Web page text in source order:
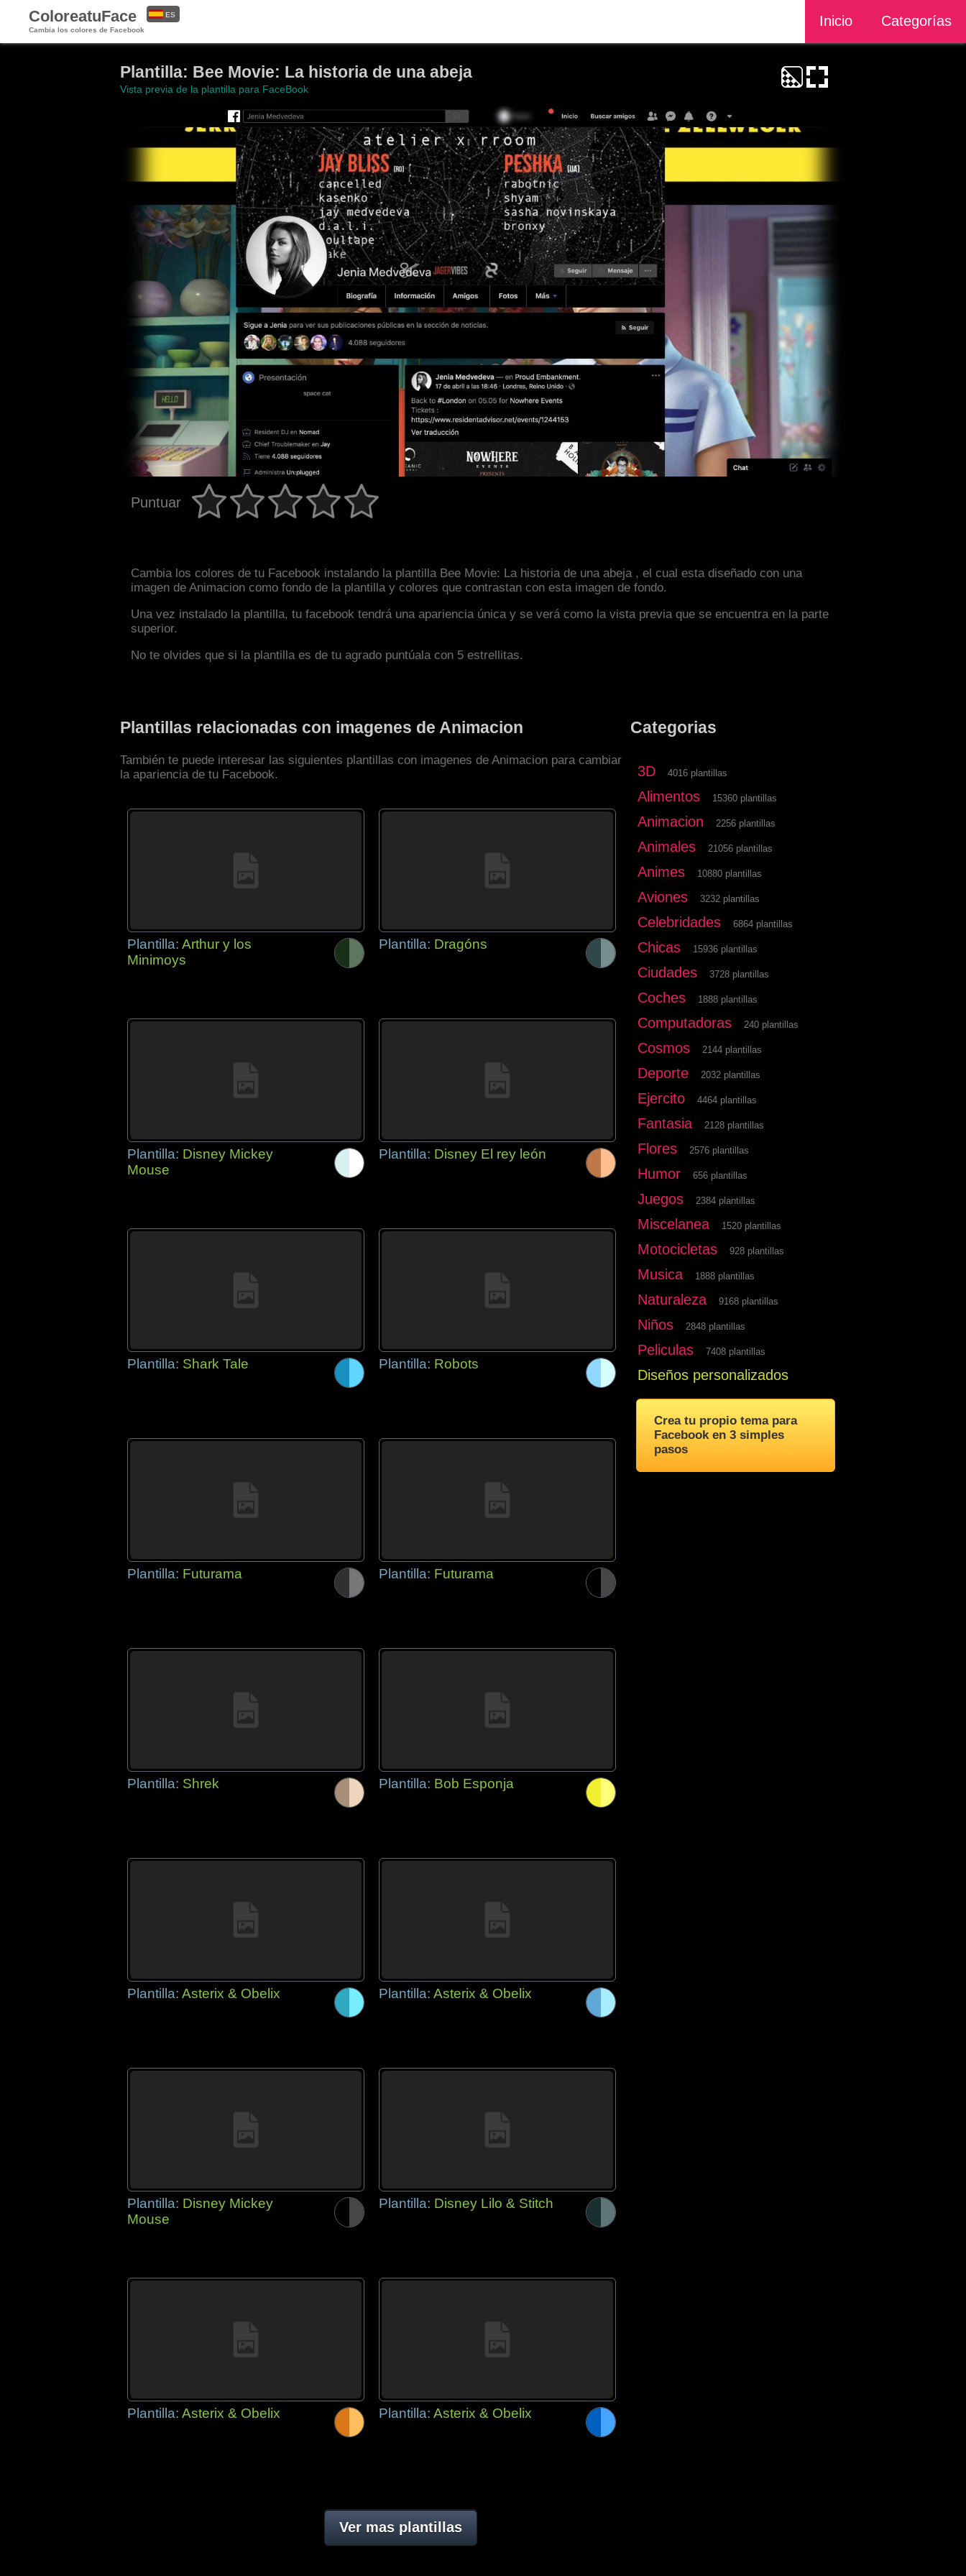
ColoreatuFace
Cambia los colores de Facebook
Inicio Categorías
ES
Plantilla: Bee Movie: La historia de una abeja
Vista previa de la plantilla para FaceBook
Puntuar
Cambia los colores de tu Facebook instalando la plantilla Bee Movie: La historia de una abeja , el cual esta diseñado con una
imagen de Animacion como fondo de la plantilla y colores que contrastan con esta imagen de fondo.
Una vez instalado la plantilla, tu facebook tendrá una apariencia única y se verá como la vista previa que se encuentra en la parte
superior.
No te olvides que si la plantilla es de tu agrado puntúala con 5 estrellitas.
Plantillas relacionadas con imagenes de Animacion
También te puede interesar las siguientes plantillas con imagenes de Animacion para cambiar
la apariencia de tu Facebook.
Plantilla: Arthur y los
Minimoys
Plantilla: Dragóns
Plantilla: Disney Mickey
Mouse
Plantilla: Disney El rey león
Plantilla: Shark Tale Plantilla: Robots
Plantilla: Futurama Plantilla: Futurama
Plantilla: Shrek Plantilla: Bob Esponja
Plantilla: Asterix & Obelix Plantilla: Asterix & Obelix
Plantilla: Disney Mickey
Mouse
Plantilla: Disney Lilo & Stitch
Plantilla: Asterix & Obelix Plantilla: Asterix & Obelix
Ver mas plantillas
Categorias
3D 4016 plantillas
Alimentos 15360 plantillas
Animacion 2256 plantillas
Animales 21056 plantillas
Animes 10880 plantillas
Aviones 3232 plantillas
Celebridades 6864 plantillas
Chicas 15936 plantillas
Ciudades 3728 plantillas
Coches 1888 plantillas
Computadoras 240 plantillas
Cosmos 2144 plantillas
Deporte 2032 plantillas
Ejercito 4464 plantillas
Fantasia 2128 plantillas
Flores 2576 plantillas
Humor 656 plantillas
Juegos 2384 plantillas
Miscelanea 1520 plantillas
Motocicletas 928 plantillas
Musica 1888 plantillas
Naturaleza 9168 plantillas
Niños 2848 plantillas
Peliculas 7408 plantillas
Diseños personalizados
Crea tu propio tema para
Facebook en 3 simples
pasos